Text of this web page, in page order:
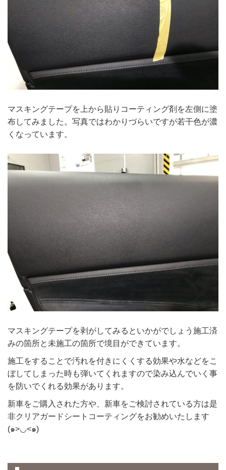
マスキングテープを上から貼りコーティング剤を左側に塗
布してみました。写真ではわかりづらいですが若干色が濃
くなっています。
マスキングテープを剥がしてみるといかがでしょう施工済
みの箇所と未施工の箇所で境目ができています。
施工をすることで汚れを付きにくくする効果や水などをこ
ぼしてしまった時も弾いてくれますので染み込んでいく事
を防いでくれる効果があります。
新車をご購入された方や、新車をご検討されている方は是
非クリアガードシートコーティングをお勧めいたします
(๑>◡<๑)